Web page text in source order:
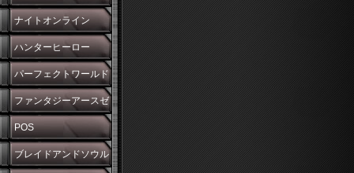
ナイトオンライン
ハンターヒーロー
パーフェクトワールド
ファンタジーアースゼ
ロ
POS
ブレイドアンドソウル